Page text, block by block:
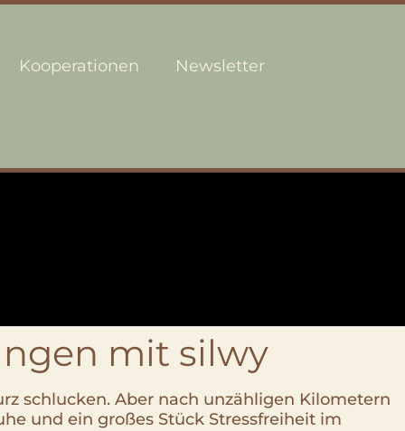
Kooperationen Newsletter
mit silwy
schlucken. Aber nach unzähligen Kilometern
und ein großes Stück Stressfreiheit im